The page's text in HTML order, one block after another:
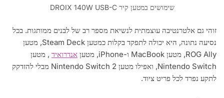
שימושים במטען קיר DROIX 140W USB-C
זוהי גם אלטרנטיבה עוצמתית לנשיאת מספר רב של לבנים ממותגות. בכל
נסיעה נתונה, היא יכולה לתפקד בקלות כמטען Steam Deck, מטען
ROG Ally, מטען MacBook ו-iPhone, מטען
אנדרואיד , מטען
Nintendo Switch, ואפילו מטען Nintendo Switch 2 מבלי להזדקק
לתקע נפרד לכל פריט ציוד.